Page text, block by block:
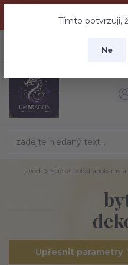
nebuďte vyděšeni zde
Tímto potvrzuji,
Ne
Úvod Svíčky, polodrahokamy
Upřesnit parametry